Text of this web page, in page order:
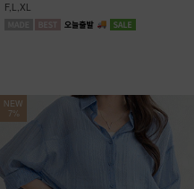
F,L,XL
NEW
7%